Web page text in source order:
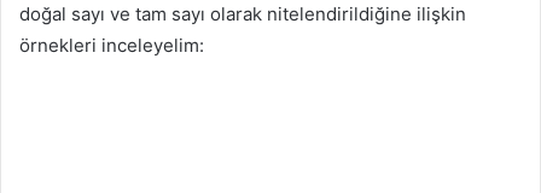
doğal sayı ve tam sayı olarak nitelendirildiğine ilişkin
örnekleri inceleyelim: